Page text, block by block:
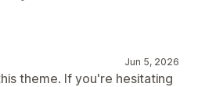
Jun 5, 2026
theme. If you're hesitating